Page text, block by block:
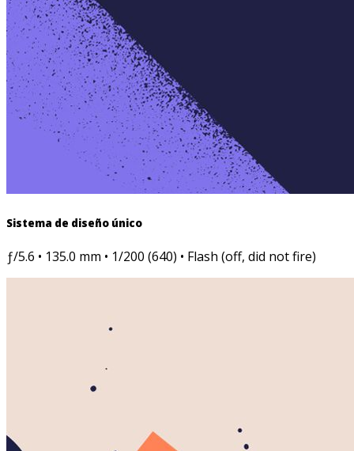
Sistema de diseño único
ƒ/5.6 • 135.0 mm • 1/200 (640) • Flash (off, did not fire)